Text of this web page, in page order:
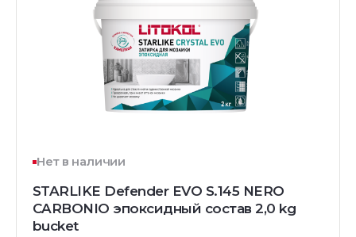
Нет в наличии
STARLIKE Defender EVO S.145 NERO
CARBONIO эпоксидный состав 2,0 kg
bucket